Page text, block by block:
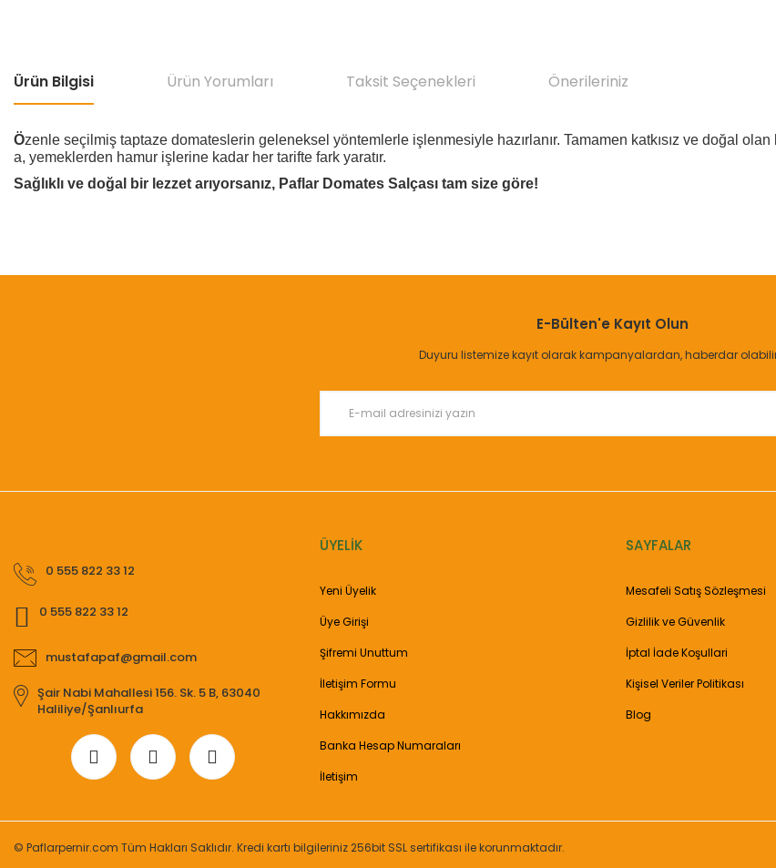
Ürün Bilgisi Ürün Yorumları Taksit Seçenekleri Önerileriniz
Özenle seçilmiş taptaze domateslerin geleneksel yöntemlerle işlenmesiyle hazırlanır. Tamamen katkısız ve doğal
a, yemeklerden hamur işlerine kadar her tarifte fark yaratır.
Sağlıklı ve doğal bir lezzet arıyorsanız, Paflar Domates Salçası tam size göre!
Yorum Yaz
Görüş ve önerileriniz için teşekkür ederiz.
Gönder
E-Bülten'e Kayıt Olun
Duyuru listemize kayıt olarak kampanyalardan, haberdar
0 555 822 33 12
0 555 822 33 12
mustafapaf@gmail.com
Şair Nabi Mahallesi 156. Sk. 5 B, 63040
Haliliye/Şanlıurfa
ÜYELİK
Yeni Üyelik
Üye Girişi
Şifremi Unuttum
İletişim Formu
Hakkımızda
Banka Hesap Numaraları
İletişim
SAYFALAR
Mesafeli Satış Sözleşmesi
Gizlilik ve Güvenlik
İptal İade Koşullari
Kişisel Veriler Politikası
Blog
© Paflarpernir.com Tüm Hakları Saklıdır. Kredi kartı bilgileriniz 256bit SSL sertifikası ile korunmaktadır.